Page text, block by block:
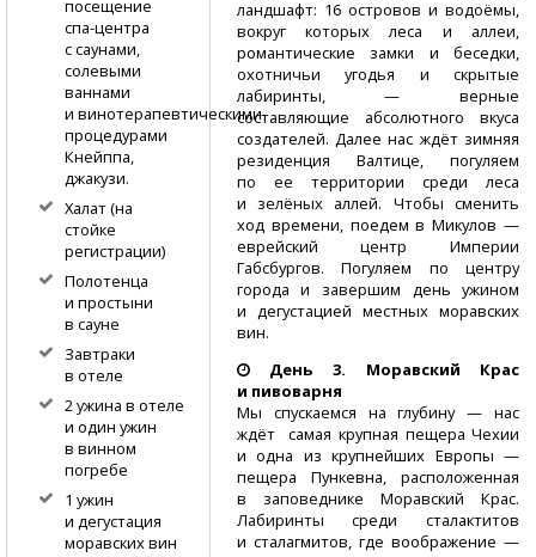
ландшафт: 16 островов и водоёмы,
вокруг которых леса и аллеи,
романтические замки и беседки,
охотничьи угодья и скрытые
лабиринты, — верные
составляющие абсолютного вкуса
создателей. Далее нас ждёт зимняя
резиденция Валтице, погуляем
по ее территории среди леса
и зелёных аллей. Чтобы сменить
ход времени, поедем в Микулов —
еврейский центр Империи
Габсбургов. Погуляем по центру
города и завершим день ужином
и дегустацией местных моравских
вин.
День 3. Моравский Крас
и пивоварня
Мы спускаемся на глубину — нас
ждёт самая крупная пещера Чехии
и одна из крупнейших Европы —
пещера Пункевна, расположенная
в заповеднике Моравский Крас.
Лабиринты среди сталактитов
и сталагмитов, где воображение —
посещение
спа-центра
с саунами,
солевыми
ваннами
и винотерапевтическими
процедурами
Кнейппа,
джакузи.
Халат (на
стойке
регистрации)
Полотенца
и простыни
в сауне
Завтраки
в отеле
2 ужина в отеле
и один ужин
в винном
погребе
1 ужин
и дегустация
моравских вин